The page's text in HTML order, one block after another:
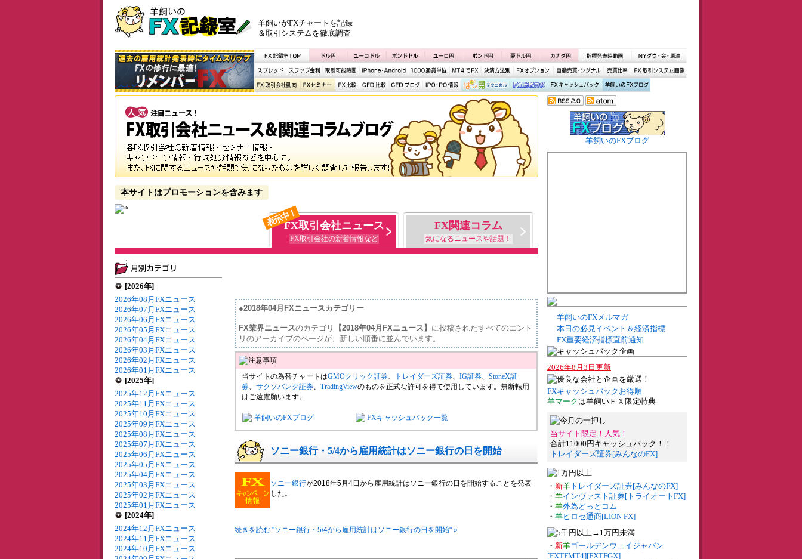
羊飼いがFXチャートを記録
＆取引システムを徹底調査
本サイトはプロモーションを含みます
表示中！FX取引会社ニュース
FX取引会社の新着情報など
FX関連コラム
気になるニュースや話題！
[2026年]
2026年08月FXニュース
2026年07月FXニュース
2026年06月FXニュース
2026年05月FXニュース
2026年04月FXニュース
2026年03月FXニュース
2026年02月FXニュース
2026年01月FXニュース
[2025年]
2025年12月FXニュース
2025年11月FXニュース
2025年10月FXニュース
2025年09月FXニュース
2025年08月FXニュース
2025年07月FXニュース
2025年06月FXニュース
2025年05月FXニュース
2025年04月FXニュース
2025年03月FXニュース
2025年02月FXニュース
2025年01月FXニュース
[2024年]
2024年12月FXニュース
2024年11月FXニュース
2024年10月FXニュース
●2018年04月FXニュースカテゴリー
FX業界ニュースのカテゴリ 【2018年04月FXニュース】 に投稿されたすべてのエント
リのアーカイブのページが、新しい順番に並んでいます。
当サイトの為替チャートはGMOクリック証券、 トレイダーズ証券、 IG証券、 StoneX証
券、 サクソバンク証券、 TradingViewのものを正式な許可を得て使用しています。無断転用
はご遠慮願います。
羊飼いのFXブログ FXキャッシュバック一覧
ソニー銀行・5/4から雇用統計はソニー銀行の日を開始
ソニー銀行が2018年5月4日から雇用統計はソニー銀行の日を開始することを発表
した。
続きを読む "ソニー銀行・5/4から雇用統計はソニー銀行の日を開始" »
羊飼いのFXブログ
羊飼いのFXメルマガ
本日の必見イベント＆経済指標
FX重要経済指標直前通知
2026年8月3日更新
FXキャッシュバックお得順
羊マーク は羊飼いＦＸ限定特典
当サイト限定！人気！
合計11000円キャッシュバック！！
トレイダーズ証券[みんなのFX]
・ 新羊 トレイダーズ証券[みんなのFX]
・ 羊インヴァスト証券[トライオートFX]
・ 羊外為どっとコム
・ 羊ヒロセ通商[LION FX]
・ 新羊ゴールデンウェイジャパン
[FXTFMT4][FXTFGX]